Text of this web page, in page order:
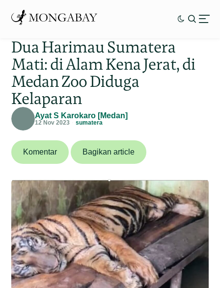
Dua Harimau Sumatera
Mati: di Alam Kena Jerat, di
Medan Zoo Diduga
Kelaparan
Ayat S Karokaro [Medan]
12 Nov 2023 sumatera
Komentar Bagikan article